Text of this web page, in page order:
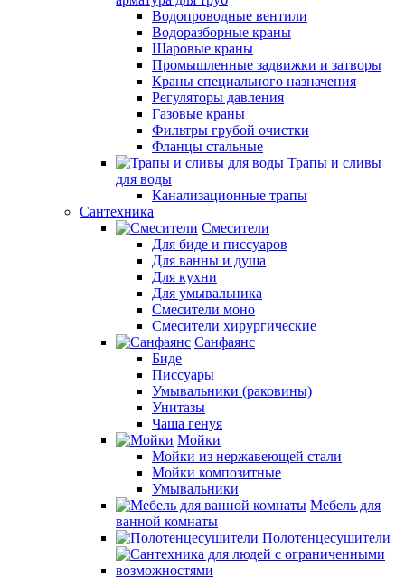
Водопроводные вентили
Водоразборные краны
Шаровые краны
Промышленные задвижки и затворы
Краны специального назначения
Регуляторы давления
Газовые краны
Фильтры грубой очистки
Фланцы стальные
Трапы и сливы
для воды
Канализационные трапы
Сантехника
Смесители
Для биде и писсуаров
Для ванны и душа
Для кухни
Для умывальника
Смесители моно
Смесители хирургические
Санфаянс
Биде
Писсуары
Умывальники (раковины)
Унитазы
Чаша генуя
Мойки
Мойки из нержавеющей стали
Мойки композитные
Умывальники
Мебель для
ванной комнаты
Полотенцесушители